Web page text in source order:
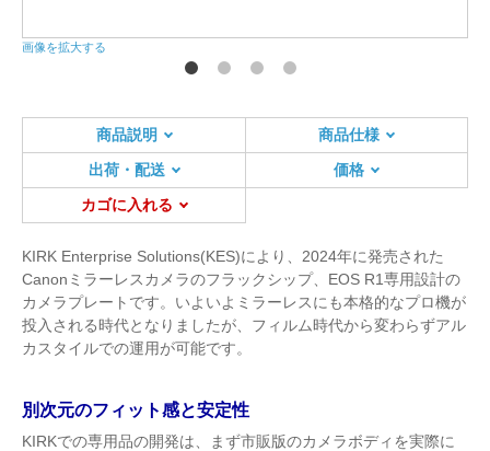
画像を拡大する
商品説明
商品仕様
出荷・配送
価格
カゴに入れる
KIRK Enterprise Solutions(KES)により、2024年に発売された
Canonミラーレスカメラのフラックシップ、EOS R1専用設計の
カメラプレートです。いよいよミラーレスにも本格的なプロ機が
投入される時代となりましたが、フィルム時代から変わらずアル
カスタイルでの運用が可能です。
別次元のフィット感と安定性
KIRKでの専用品の開発は、まず市販版のカメラボディを実際に